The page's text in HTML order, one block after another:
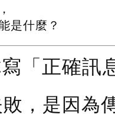
是什麼？
「正確訊
，是因為